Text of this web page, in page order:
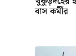
বাস কর্মীর